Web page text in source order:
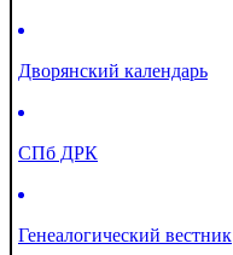
Дворянский календарь
СПб ДРК
Генеалогический вестник